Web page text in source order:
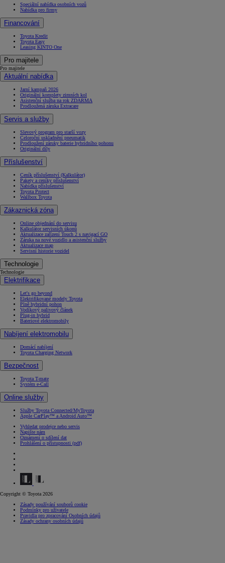
Speciální nabídka osobních vozů
Nabídka pro firmy
Financování
Toyota Kredit
Toyota Easy
Leasing KINTO One
Pro majitele
Pro majitele
Aktuální nabídka
Jarní kampaň 2026
Originální komplety zimních kol
Asistenční služba na rok ZDARMA
Prodloužená záruka Extracare
Servis a služby
Slevový program pro starší vozy
Celoroční uskladnění pneumatik
Prodloužení záruky baterie hybridního pohonu
Originální díly
Příslušenství
Ceník příslušenství (Kalkulátor)
Pakety a ceníky příslušenství
Nabídka příslušenství
Toyota Protect
Wallbox Toyota
Zákaznická zóna
Online objednání do servisu
Kalkulátor servisních úkonů
Aktualizace zařízení Touch 2 s navigací GO
Záruka na nové vozidlo a asistenční služby
Aktualizace map
Servisní historie vozidel
Technologie
Technologie
Elektrifikace
Let's go beyond
Elektrifikované modely Toyota
Plně hybridní pohon
Vodíkový palivový článek
Plug-in hybrid
Bateriové elektromobily
Nabíjení elektromobilu
Domácí nabíjení
Toyota Charging Network
Bezpečnost
Toyota T-mate
Systém e-Call
Online služby
Služby Toyota Connected/MyToyota
Apple CarPlay™ a Android Auto™
Vyhledat prodejce nebo servis
Napište nám
Oznámení o sdílení dat
Prohlášení o přístupnosti (pdf)(Opens in new window)
Copyright © Toyota 2026
Zásady používání souborů cookie
Podmínky pro uživatele
Pravidla pro zpracování Osobních údajů
Zásady ochrany osobních údajů